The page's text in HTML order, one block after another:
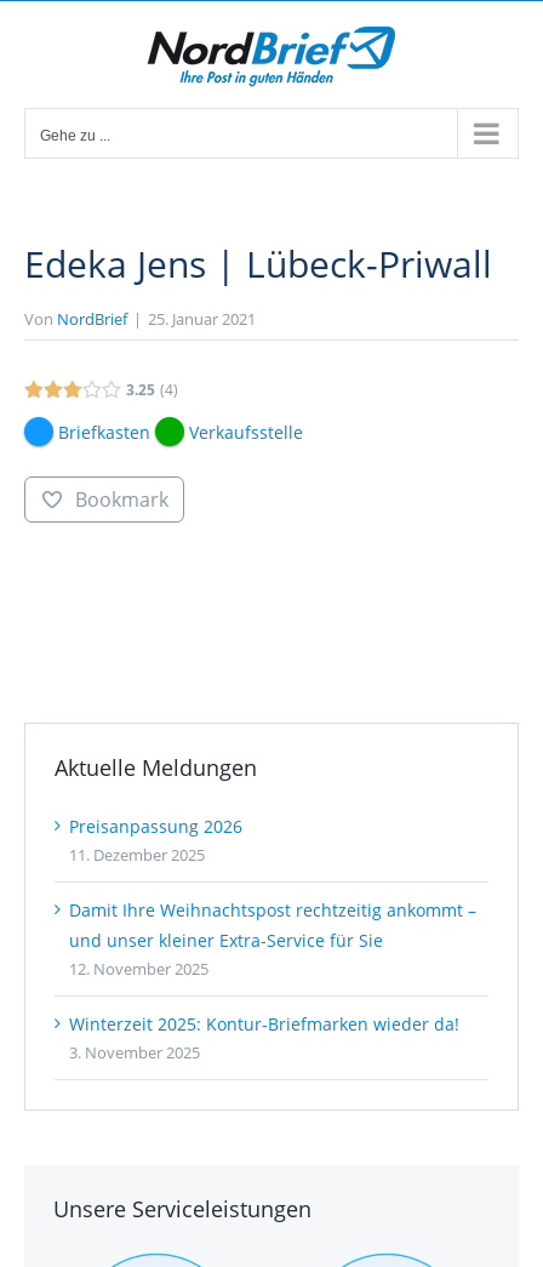
Gehe zu ...
Edeka Jens | Lübeck-Priwall
Von NordBrief | 25. Januar 2021
3.25 4
Briefkasten Verkaufsstelle
Bookmark
Aktuelle Meldungen
Preisanpassung 2026
11. Dezember 2025
Damit Ihre Weihnachtspost rechtzeitig ankommt –
und unser kleiner Extra-Service für Sie
12. November 2025
Winterzeit 2025: Kontur-Briefmarken wieder da!
3. November 2025
Unsere Serviceleistungen